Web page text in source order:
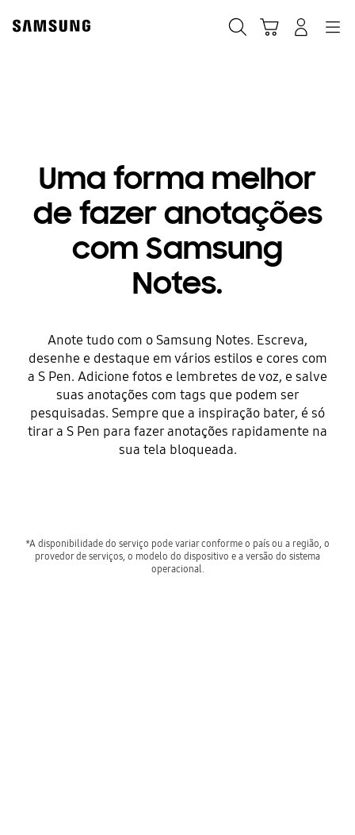
content
Uma forma melhor
de fazer anotações
com Samsung
Notes.
Anote tudo com o Samsung Notes. Escreva,
desenhe e destaque em vários estilos e cores com
a S Pen. Adicione fotos e lembretes de voz, e salve
suas anotações com tags que podem ser
pesquisadas. Sempre que a inspiração bater, é só
tirar a S Pen para fazer anotações rapidamente na
sua tela bloqueada.
*A disponibilidade do serviço pode variar conforme o país ou a região, o
provedor de serviços, o modelo do dispositivo e a versão do sistema
operacional.